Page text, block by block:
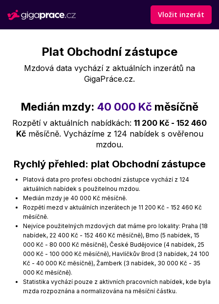
Vložit inzerát
Plat Obchodní zástupce
Mzdová data vychází z aktuálních inzerátů na
GigaPráce.cz.
Medián mzdy: 40 000 Kč měsíčně
Rozpětí v aktuálních nabídkách: 11 200 Kč - 152 460
Kčměsíčně. Vycházíme z 124 nabídek s ověřenou
mzdou.
Rychlý přehled: plat Obchodní zástupce
Platová data pro profesi obchodní zástupce vychází z 124
aktuálních nabídek s použitelnou mzdou.
Medián mzdy je 40 000 Kč měsíčně.
Rozpětí mezd v aktuálních inzerátech je 11 200 Kč - 152 460 Kč
měsíčně.
Nejvíce použitelných mzdových dat máme pro lokality: Praha (18
nabídek, 22 400 Kč - 152 460 Kč měsíčně), Brno (5 nabídek, 15
000 Kč - 80 000 Kč měsíčně), České Budějovice (4 nabídek, 25
000 Kč - 100 000 Kč měsíčně), Havlíčkův Brod (3 nabídek, 24 100
Kč - 40 000 Kč měsíčně), Žamberk (3 nabídek, 30 000 Kč - 35
000 Kč měsíčně).
Statistika vychází pouze z aktivních pracovních nabídek, kde byla
mzda rozpoznána a normalizována na měsíční částku.